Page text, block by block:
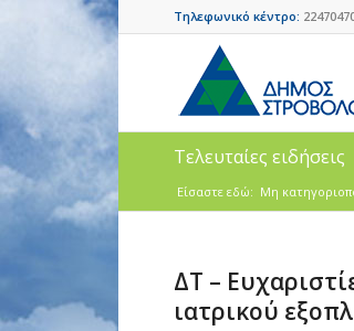
Τηλεφωνικό κέντρο:
Τελευταίες ειδήσεις
Είσαστε εδώ: Μη
ΔΤ –
ιατρικού